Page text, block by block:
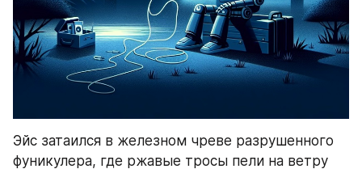
Эйс затаился в железном чреве разрушенного
фуникулера, где ржавые тросы пели на ветру